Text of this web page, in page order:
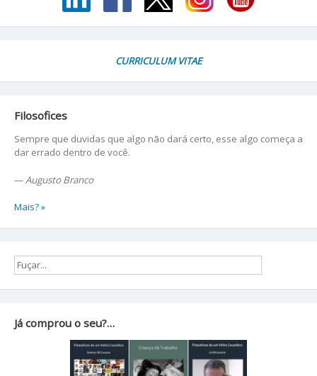
CURRICULUM VITAE
Filosofices
Sempre que duvidas que algo não dará certo, esse algo começa a
dar errado dentro de você.
— Augusto Branco
Mais? »
Já comprou o seu?…